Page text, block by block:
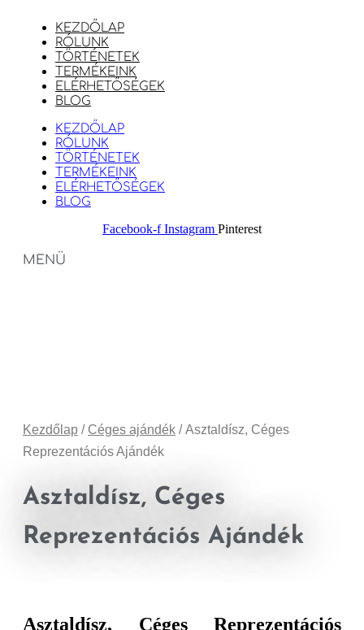
KEZDŐLAP
RÓLUNK
TÖRTÉNETEK
TERMÉKEINK
ELÉRHETŐSÉGEK
BLOG
KEZDŐLAP
RÓLUNK
TÖRTÉNETEK
TERMÉKEINK
ELÉRHETŐSÉGEK
BLOG
Facebook-f Instagram Pinterest
MENÜ
Kezdőlap / Céges ajándék / Asztaldísz, Céges
Reprezentációs Ajándék
Asztaldísz, Céges
Reprezentációs Ajándék
Asztaldísz, Céges Reprezentációs